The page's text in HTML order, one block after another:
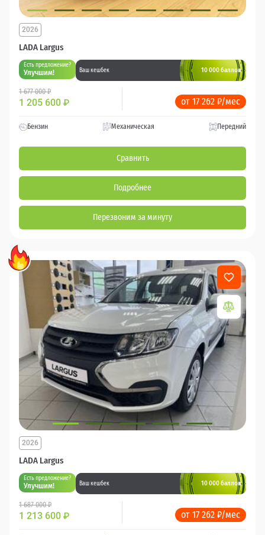
LADA Largus
2026
Есть предложение?
Улучшим! Ваш кешбек 10 000 баллов
1 677 000 ₽
1 205 600 ₽ от 17 262 ₽/мес
Бензин Механическая Передний
Сравнить
Подробнее
Перезвоним за минуту
LADA Largus
2026
Есть предложение?
Улучшим! Ваш кешбек 10 000 баллов
1 687 000 ₽
1 213 600 ₽ от 17 262 ₽/мес